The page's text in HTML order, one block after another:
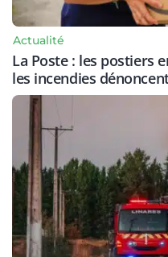
Actualité
La Poste : les postiers
les incendies